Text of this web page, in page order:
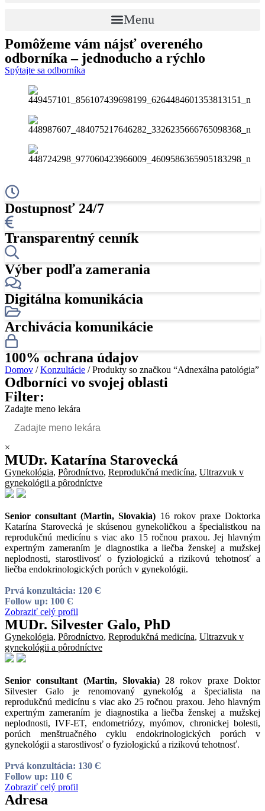
Menu
Pomôžeme vám nájsť overeného
odborníka– jednoducho a rýchlo
Spýtajte sa odborníka
Dostupnosť 24/7
Transparentný cenník
Výber podľa zamerania
Digitálna komunikácia
Archivácia komunikácie
100% ochrana údajov
Domov /Konzultácie / Produkty so značkou “Adnexálna patológia”
Odborníci vo svojej oblasti
Filter:
Zadajte meno lekára
×
MUDr. Katarína Starovecká
Gynekológia, Pôrodníctvo, Reprodukčná medicína, Ultrazvuk v
gynekológii a pôrodníctve
Senior consultant (Martin, Slovakia) 16 rokov praxe Doktorka
Katarína Starovecká je skúsenou gynekoličkou a špecialistkou na
reprodukčnú medicínu s viac ako 15 ročnou praxou. Jej hlavným
expertným zameraním je diagnostika a liečba ženskej a mužskej
neplodnosti, starostlivosť o fyziologickú a rizikovú tehotnosť a
liečba endokrinologických porúch v gynekológii.
Prvá konzultácia: 120 Є
Follow up: 100 Є
Zobraziť celý profil
MUDr. Silvester Galo, PhD
Gynekológia, Pôrodníctvo, Reprodukčná medicína, Ultrazvuk v
gynekológii a pôrodníctve
Senior consultant (Martin, Slovakia) 28 rokov praxe Doktor
Silvester Galo je renomovaný gynekológ a špecialista na
reprodukčnú medicínu s viac ako 25 ročnou praxou. Jeho hlavným
expertným zameraním je diagnostika a liečba ženskej a mužskej
neplodnosti, IVF-ET, endometriózy, myómov, chronickej bolesti,
porúch menštruačného cyklu endokrinologických porúch v
gynekológii a starostlivosť o fyziologickú a rizikovú tehotnosť.
Prvá konzultácia: 130 Є
Follow up: 110 Є
Zobraziť celý profil
Adresa